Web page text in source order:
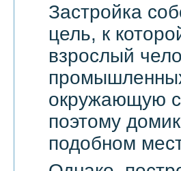
Застройка
цель, к
взрослый
окружающую
поэтому
подобном